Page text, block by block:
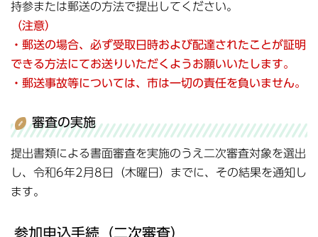
持参または郵送の方法で提出してください。
（注意）
・郵送の場合、必ず受取日時および配達されたことが証明
できる方法にてお送りいただくようお願いいたします。
・郵送事故等については、市は一切の責任を負いません。
審査の実施
提出書類による書面審査を実施のうえ二次審査対象を選出
し、令和6年2月8日（木曜日）までに、その結果を通知し
ます。
参加申込手続（二次審査）